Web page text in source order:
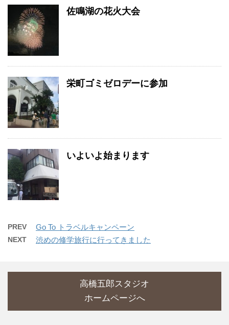
佐鳴湖の花火大会
栄町ゴミゼロデーに参加
いよいよ始まります
PREV Go To トラベルキャンペーン
NEXT 渋めの修学旅行に行ってきました
高橋五郎スタジオ
ホームページへ